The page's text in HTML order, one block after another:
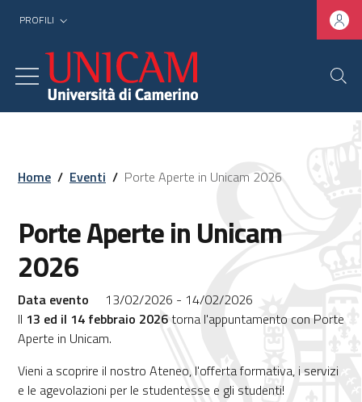
PROFILI
Home / Eventi / Porte Aperte in Unicam 2026
Porte Aperte in Unicam
2026
Data evento
13/02/2026 - 14/02/2026
Il 13 ed il 14 febbraio 2026torna l'appuntamento con Porte
Aperte in Unicam.
Vieni a scoprire il nostro Ateneo, l'offerta formativa, i servizi
e le agevolazioni per le studentesse e gli studenti!